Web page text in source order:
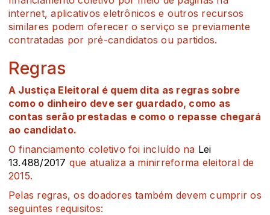
internet, aplicativos eletrônicos e outros recursos
similares podem oferecer o serviço se previamente
contratadas por pré-candidatos ou partidos.
Regras
A Justiça Eleitoral é quem dita as regras sobre
como o dinheiro deve ser guardado, como as
contas serão prestadas e como o repasse chegará
ao candidato.
O financiamento coletivo foi incluído na Lei
13.488/2017 que atualiza a minirreforma eleitoral de
2015.
Pelas regras, os doadores também devem cumprir os
seguintes requisitos: